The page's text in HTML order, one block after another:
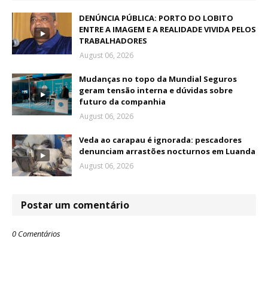
DENÚNCIA PÚBLICA: PORTO DO LOBITO
ENTRE A IMAGEM E A REALIDADE VIVIDA PELOS
TRABALHADORES
August 06, 2026
Mudanças no topo da Mundial Seguros
geram tensão interna e dúvidas sobre
futuro da companhia
August 06, 2026
Veda ao carapau é ignorada: pescadores
denunciam arrastões nocturnos em Luanda
August 06, 2026
Postar um comentário
0 Comentários